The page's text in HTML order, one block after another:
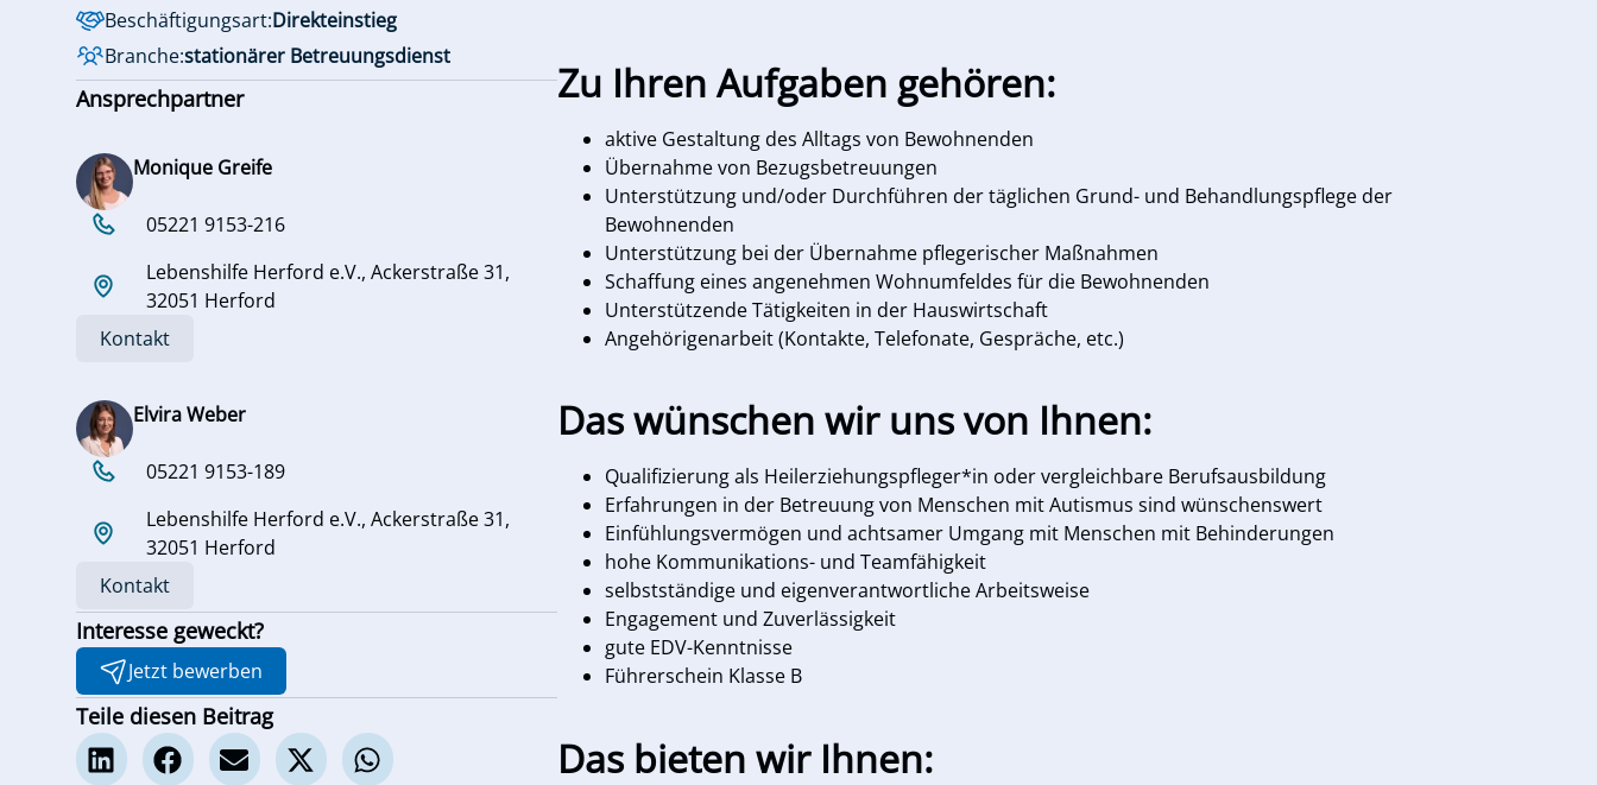
Beschäftigungsart:Direkteinstieg
Branche:stationärer Betreuungsdienst
Ansprechpartner
Monique Greife
05221 9153-216
Lebenshilfe Herford e.V., Ackerstraße 31,
32051 Herford
Kontakt
Elvira Weber
05221 9153-189
Lebenshilfe Herford e.V., Ackerstraße 31,
32051 Herford
Kontakt
Interesse geweckt?
Jetzt bewerben
Teile diesen Beitrag
Zu Ihren Aufgaben gehören:
aktive Gestaltung des Alltags von Bewohnenden
Übernahme von Bezugsbetreuungen
Unterstützung und/oder Durchführen der täglichen Grund- und Behandlungspflege der
Bewohnenden
Unterstützung bei der Übernahme pflegerischer Maßnahmen
Schaffung eines angenehmen Wohnumfeldes für die Bewohnenden
Unterstützende Tätigkeiten in der Hauswirtschaft
Angehörigenarbeit (Kontakte, Telefonate, Gespräche, etc.)
Das wünschen wir uns von Ihnen:
Qualifizierung als Heilerziehungspfleger*in oder vergleichbare Berufsausbildung
Erfahrungen in der Betreuung von Menschen mit Autismus sind wünschenswert
Einfühlungsvermögen und achtsamer Umgang mit Menschen mit Behinderungen
hohe Kommunikations- und Teamfähigkeit
selbstständige und eigenverantwortliche Arbeitsweise
Engagement und Zuverlässigkeit
gute EDV-Kenntnisse
Führerschein Klasse B
Das bieten wir Ihnen: